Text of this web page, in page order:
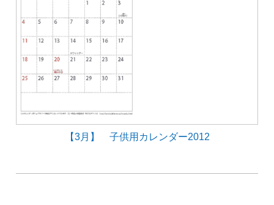
【3月】 子供用カレンダー2012